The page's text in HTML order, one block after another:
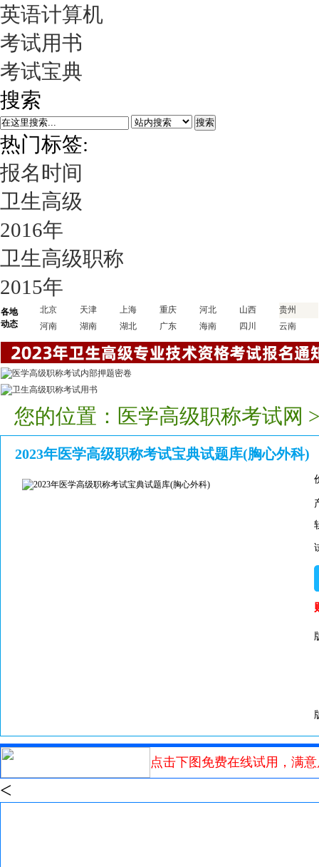
英语计算机
考试用书
考试宝典
搜索
搜索
热门标签:
报名时间
卫生高级
2016年
卫生高级职称
2015年
各地
动态
北京 天津 上海 重庆 河北 山西
贵州
河南
湖南 湖北 广东 海南 四川 云南
您的位置： 医学高级职称考试网
2023年医学高级职称考试宝典试题库(胸心外科)
点击下图免费在线试用，满
<